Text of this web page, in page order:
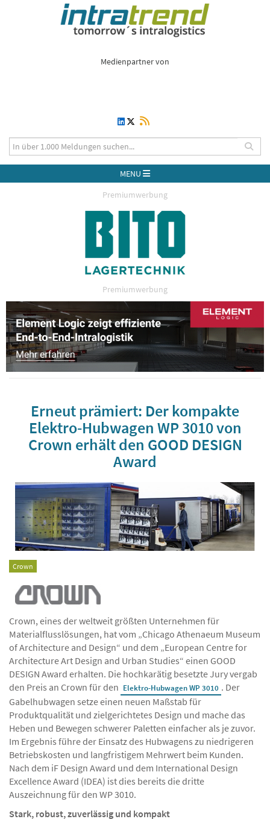
Medienpartner von
MENU
Premiumwerbung
Premiumwerbung
Erneut prämiert: Der kompakte
Elektro-Hubwagen WP 3010 von
Crown erhält den GOOD DESIGN
Award
Crown, eines der weltweit größten Unternehmen für
Materialflusslösungen, hat vom „Chicago Athenaeum Museum
of Architecture and Design“ und dem „European Centre for
Architecture Art Design and Urban Studies“ einen GOOD
DESIGN Award erhalten. Die hochkarätig besetzte Jury vergab
den Preis an Crown für den Elektro-Hubwagen WP 3010
Gabelhubwagen setze einen neuen Maßstab für
Produktqualität und zielgerichtetes Design und mache das
Heben und Bewegen schwerer Paletten einfacher als je zuvor.
Im Ergebnis führe der Einsatz des Hubwagens zu niedrigeren
Betriebskosten und langfristigem Mehrwert beim Kunden.
Nach dem iF Design Award und dem International Design
Excellence Award (IDEA) ist dies bereits die dritte
Auszeichnung für den WP 3010.